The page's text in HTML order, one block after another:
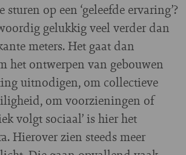
op een ‘geleefde ervaring’?
gelukkig veel verder dan
meters. Het gaat dan
het ontwerpen van gebouwen
uitnodigen, om collectieve
om voorzieningen of
volgt sociaal’ is hier het
Hierover zien steeds meer